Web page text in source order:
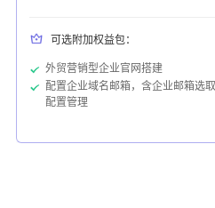
可选附加权益包：
外贸营销型企业官网搭建
配置企业域名邮箱，含企业邮箱选取
配置管理